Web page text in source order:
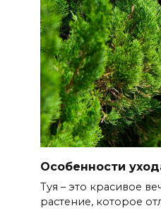
Особенности
Туя – это красивое
растение, которое